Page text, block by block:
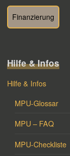
Finanzierung
Hilfe & Infos
Hilfe & Infos
MPU-Glossar
MPU – FAQ
MPU-Checkliste